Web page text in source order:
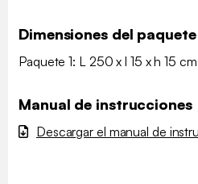
Dimensiones del paquete
Paquete 1: L 250 x l 15 x h 15
Manual de instrucciones
Descargar el manual de